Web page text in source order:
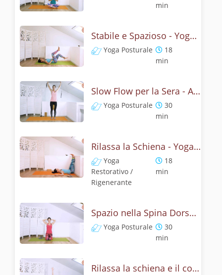
min
Stabile e Spazioso - Yoga Schiena e Addominali
Yoga Posturale
18
min
Slow Flow per la Sera - Allungamenti collo, spalle, schiena
Yoga Posturale
30
min
Rilassa la Schiena - Yoga Restorative
Yoga
Restorativo /
Rigenerante
18
min
Spazio nella Spina Dorsale - Yoga per la Cervicale e la Schiena
Yoga Posturale
30
min
Rilassa la schiena e il collo con il respiro - Hatha Yoga